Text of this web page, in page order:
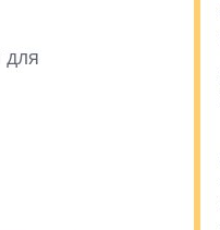
сезон творческого